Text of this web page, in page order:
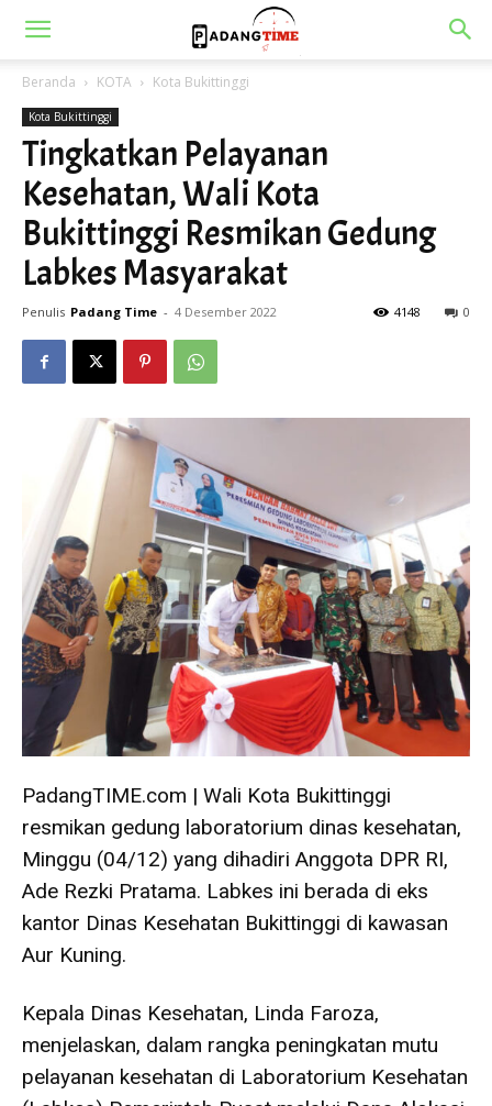
Beranda KOTA Kota Bukittinggi
Kota Bukittinggi
Tingkatkan Pelayanan
Kesehatan, Wali Kota
Bukittinggi Resmikan Gedung
Labkes Masyarakat
Penulis Padang Time - 4 Desember 2022 0
4148
PadangTIME.com | Wali Kota Bukittinggi
resmikan gedung laboratorium dinas kesehatan,
Minggu (04/12) yang dihadiri Anggota DPR RI,
Ade Rezki Pratama. Labkes ini berada di eks
kantor Dinas Kesehatan Bukittinggi di kawasan
Aur Kuning.
Kepala Dinas Kesehatan, Linda Faroza,
menjelaskan, dalam rangka peningkatan mutu
pelayanan kesehatan di Laboratorium Kesehatan